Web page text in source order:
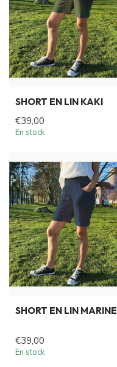
SHORT EN LIN KAKI
€39,00
En stock
SHORT EN LIN MARINE
€39,00
En stock